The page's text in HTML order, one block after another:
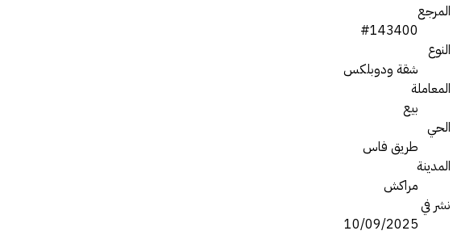
المرجع
#143400
النوع
شقة ودوبلكس
المعاملة
بيع
الحي
طريق فاس
المدينة
مراكش
نشر في
10/09/2025